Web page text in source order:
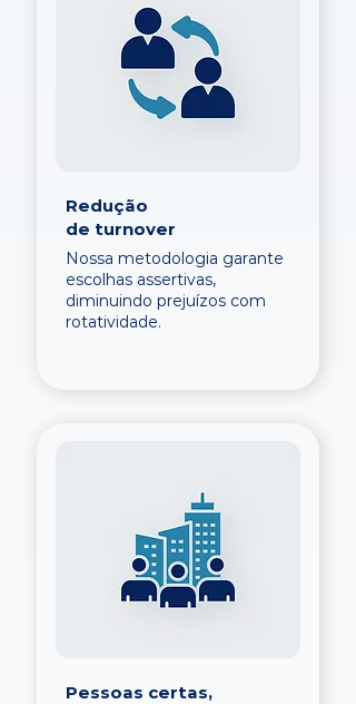
Redução
de turnover
Nossa metodologia garante
escolhas assertivas,
diminuindo prejuízos com
rotatividade.
Pessoas certas,